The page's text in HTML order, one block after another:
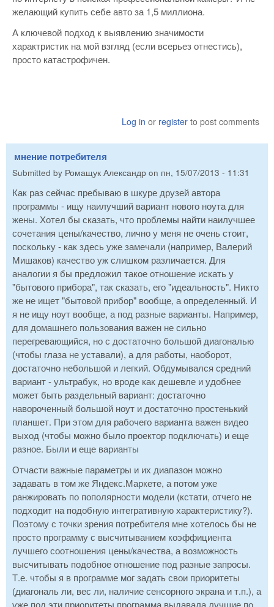
желающий купить себе авто за 1,5 миллиона.
А ключевой подход к выявлению значимости
характристик на мой взгляд (если всерьез отнестись),
просто катастрофичен.
Log in or register to post comments
мнение потребителя
Submitted by Ромащук Александр on пн, 15/07/2013 - 11:31
Как раз сейчас пребываю в шкуре друзей автора
программы - ищу наилучший вариант нового ноута для
жены. Хотел бы сказать, что проблемы найти наилучшее
сочетания цены/качество, лично у меня не очень стоит,
поскольку - как здесь уже замечали (например, Валерий
Мишаков) качество уж слишком различается. Для
аналогии я бы предложил такое отношение искать у
"бытового прибора", так сказать, его "идеальность". Никто
же не ищет "бытовой прибор" вообще, а определенный. И
я не ищу ноут вообще, а под разные варианты. Например,
для домашнего пользования важен не сильно
перегревающийся, но с достаточно большой диагональю
(чтобы глаза не уставали), а для работы, наоборот,
достаточно небольшой и легкий. Обдумывался средний
вариант - ультрабук, но вроде как дешевле и удобнее
может быть раздельный вариант: достаточно
навороченный большой ноут и достаточно простенький
планшет. При этом для рабочего варианта важен видео
выход (чтобы можно было проектор подключать) и еще
разное. Были и еще варианты
Отчасти важные параметры и их диапазон можно
задавать в том же Яндекс.Маркете, а потом уже
ранжировать по пополярности модели (кстати, отчего не
подходит на подобную интегративную характеристику?).
Поэтому с точки зрения потребителя мне хотелось бы не
просто программу с высчитыванием коэффициента
лучшего соотношения цены/качества, а возможность
высчитывать подобное отношение под разные запросы.
Т.е. чтобы я в программе мог задать свои приоритеты
(диагональ ли, вес ли, наличие сенсорного экрана и т.п.), а
уже под эти приоритеты программа выдавала лучшие по